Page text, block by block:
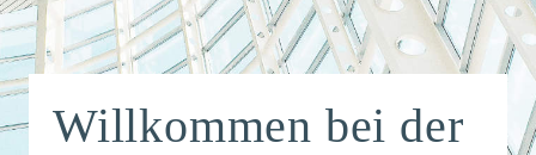
Willkommen bei der